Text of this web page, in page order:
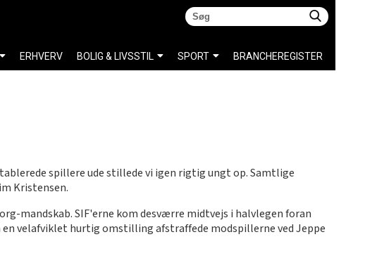
spillere ude stillede vi igen rigtig ungt op. Samtlige
Kristensen.
mandskab. SIF'erne kom desværre midtvejs i halvlegen foran
velafviklet hurtig omstilling afstraffede modspillerne ved Jeppe
ERHVERV BOLIG & LIVSSTIL SPORT BRANCHEREGISTER